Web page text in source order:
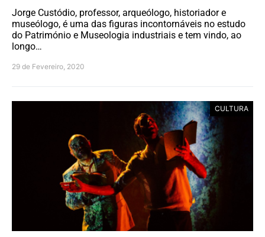
Jorge Custódio, professor, arqueólogo, historiador e
museólogo, é uma das figuras incontornáveis no estudo
do Património e Museologia industriais e tem vindo, ao
longo…
29 de Fevereiro, 2020
CULTURA